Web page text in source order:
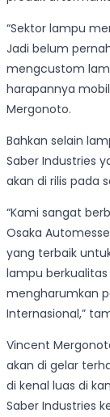
“Sektor lampu
Jadi belum
mengcustom
harapannya
Mergonoto.
Bahkan selain
Saber Industries
akan di rilis pada
“Kami sangat
Osaka
yang terbaik
lampu
mengharumkan
Internasional,”
Vincent
akan di gelar
di kenal luas di
Saber Industries